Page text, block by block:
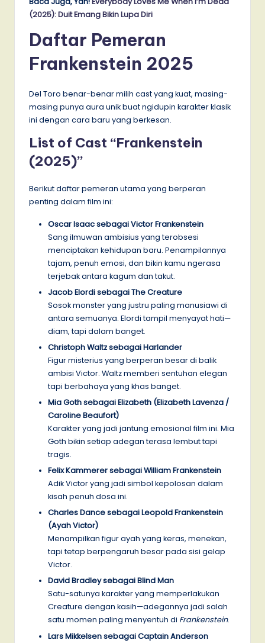
(2025): Duit Emang Bikin Lupa Diri
Daftar Pemeran
Frankenstein 2025
Del Toro benar-benar milih cast yang kuat, masing-
masing punya aura unik buat ngidupin karakter klasik
ini dengan cara baru yang berkesan.
List of Cast “Frankenstein
(2025)”
Berikut daftar pemeran utama yang berperan
penting dalam film ini:
Oscar Isaac sebagai Victor Frankenstein
Sang ilmuwan ambisius yang terobsesi
menciptakan kehidupan baru. Penampilannya
tajam, penuh emosi, dan bikin kamu ngerasa
terjebak antara kagum dan takut.
Jacob Elordi sebagai The Creature
Sosok monster yang justru paling manusiawi di
antara semuanya. Elordi tampil menyayat hati—
diam, tapi dalam banget.
Christoph Waltz sebagai Harlander
Figur misterius yang berperan besar di balik
ambisi Victor. Waltz memberi sentuhan elegan
tapi berbahaya yang khas banget.
Mia Goth sebagai Elizabeth (Elizabeth Lavenza /
Caroline Beaufort)
Karakter yang jadi jantung emosional film ini. Mia
Goth bikin setiap adegan terasa lembut tapi
tragis.
Felix Kammerer sebagai William Frankenstein
Adik Victor yang jadi simbol kepolosan dalam
kisah penuh dosa ini.
Charles Dance sebagai Leopold Frankenstein
(Ayah Victor)
Menampilkan figur ayah yang keras, menekan,
tapi tetap berpengaruh besar pada sisi gelap
Victor.
David Bradley sebagai Blind Man
Satu-satunya karakter yang memperlakukan
Creature dengan kasih—adegannya jadi salah
satu momen paling menyentuh di Frankenstein.
Lars Mikkelsen sebagai Captain Anderson